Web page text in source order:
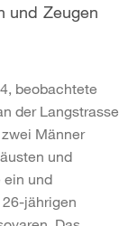
und Zeugen
beobachtete
der Langstrasse
Männer
und
ein und
jährigen